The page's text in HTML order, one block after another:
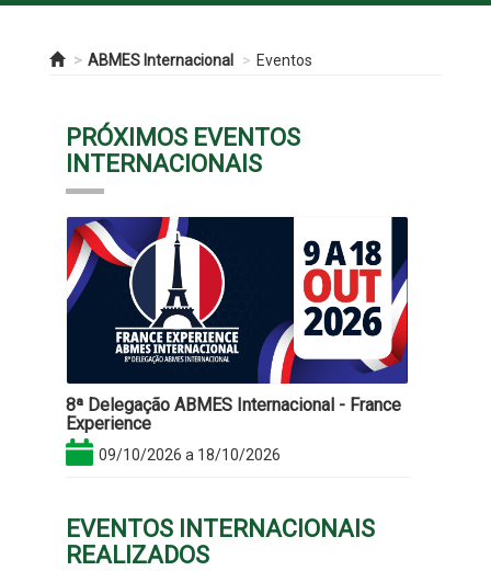
ABMES Internacional Eventos
PRÓXIMOS EVENTOS
INTERNACIONAIS
8ª Delegação ABMES Internacional - France
Experience
09/10/2026 a 18/10/2026
EVENTOS INTERNACIONAIS
REALIZADOS